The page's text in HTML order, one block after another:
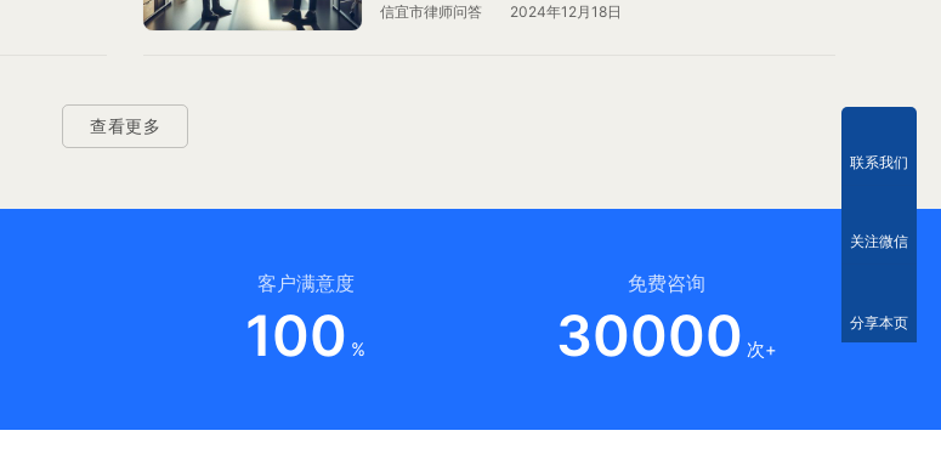
信宜市律师问答 2024年12月18日
查看更多
客户满意度
100 %
免费咨询
30000 次+
联系我们
关注微信
分享本页